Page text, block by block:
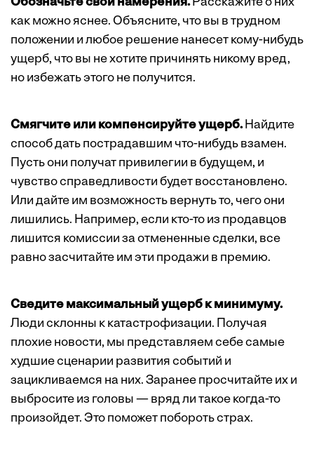
как можно яснее. Объясните, что вы в трудном
положении и любое решение нанесет кому-нибудь
ущерб, что вы не хотите причинять никому вред,
но избежать этого не получится.
Смягчите или компенсируйте ущерб.Найдите
способ дать пострадавшим что-нибудь взамен.
Пусть они получат привилегии в будущем, и
чувство справедливости будет восстановлено.
Или дайте им возможность вернуть то, чего они
лишились. Например, если кто-то из продавцов
лишится комиссии за отмененные сделки, все
равно засчитайте им эти продажи в премию.
Сведите максимальный ущерб к минимуму.
Люди склонны к катастрофизации. Получая
плохие новости, мы представляем себе самые
худшие сценарии развития событий и
зацикливаемся на них. Заранее просчитайте их и
выбросите из головы — вряд ли такое когда-то
произойдет. Это поможет побороть страх.